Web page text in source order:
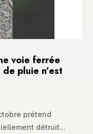
voie ferrée
pluie n’est
prétend
détruit...